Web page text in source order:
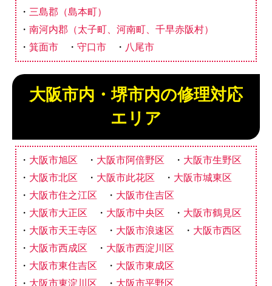
三島郡（島本町）
南河内郡（太子町、河南町、千早赤阪村）
箕面市
守口市 八尾市
大阪市内・堺市内の修理対応
エリア
大阪市旭区 大阪市阿倍野区
大阪市生野区
大阪市北区
大阪市此花区
大阪市城東区
大阪市住之江区
大阪市住吉区
大阪市大正区
大阪市中央区
大阪市鶴見区
大阪市天王寺区
大阪市浪速区
大阪市西区
大阪市西成区
大阪市西淀川区
大阪市東住吉区
大阪市東成区
大阪市東淀川区
大阪市平野区